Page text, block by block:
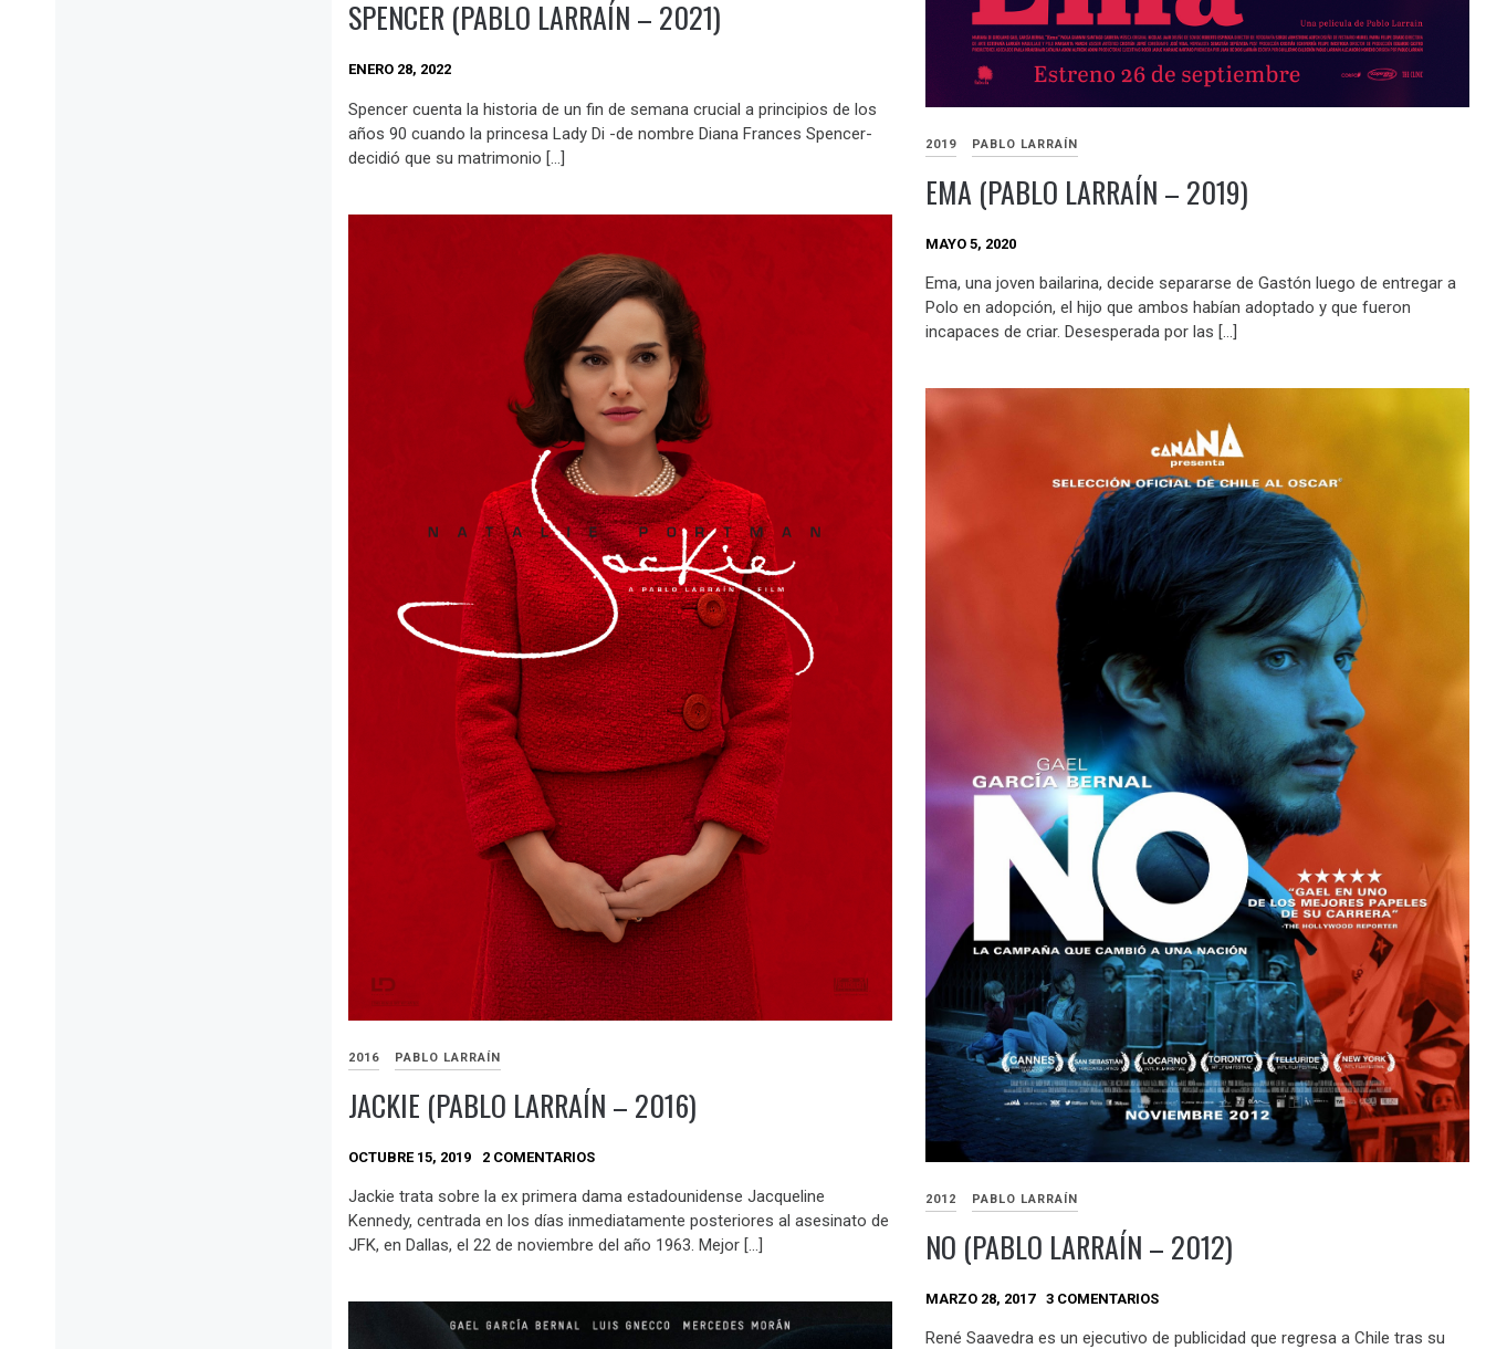
SPENCER (PABLO LARRAÍN – 2021)
ENERO 28, 2022
Spencer cuenta la historia de un fin de semana crucial a principios de los
años 90 cuando la princesa Lady Di -de nombre Diana Frances Spencer-
decidió que su matrimonio […]
2019 PABLO LARRAÍN
EMA (PABLO LARRAÍN – 2019)
MAYO 5, 2020
Ema, una joven bailarina, decide separarse de Gastón luego de entregar a
Polo en adopción, el hijo que ambos habían adoptado y que fueron
incapaces de criar. Desesperada por las […]
2016 PABLO LARRAÍN
JACKIE (PABLO LARRAÍN – 2016)
OCTUBRE 15, 2019 2 COMENTARIOS
Jackie trata sobre la ex primera dama estadounidense Jacqueline
Kennedy, centrada en los días inmediatamente posteriores al asesinato de
JFK, en Dallas, el 22 de noviembre del año 1963. Mejor […]
2012 PABLO LARRAÍN
NO (PABLO LARRAÍN – 2012)
MARZO 28, 2017 3 COMENTARIOS
René Saavedra es un ejecutivo de publicidad que regresa a Chile tras su